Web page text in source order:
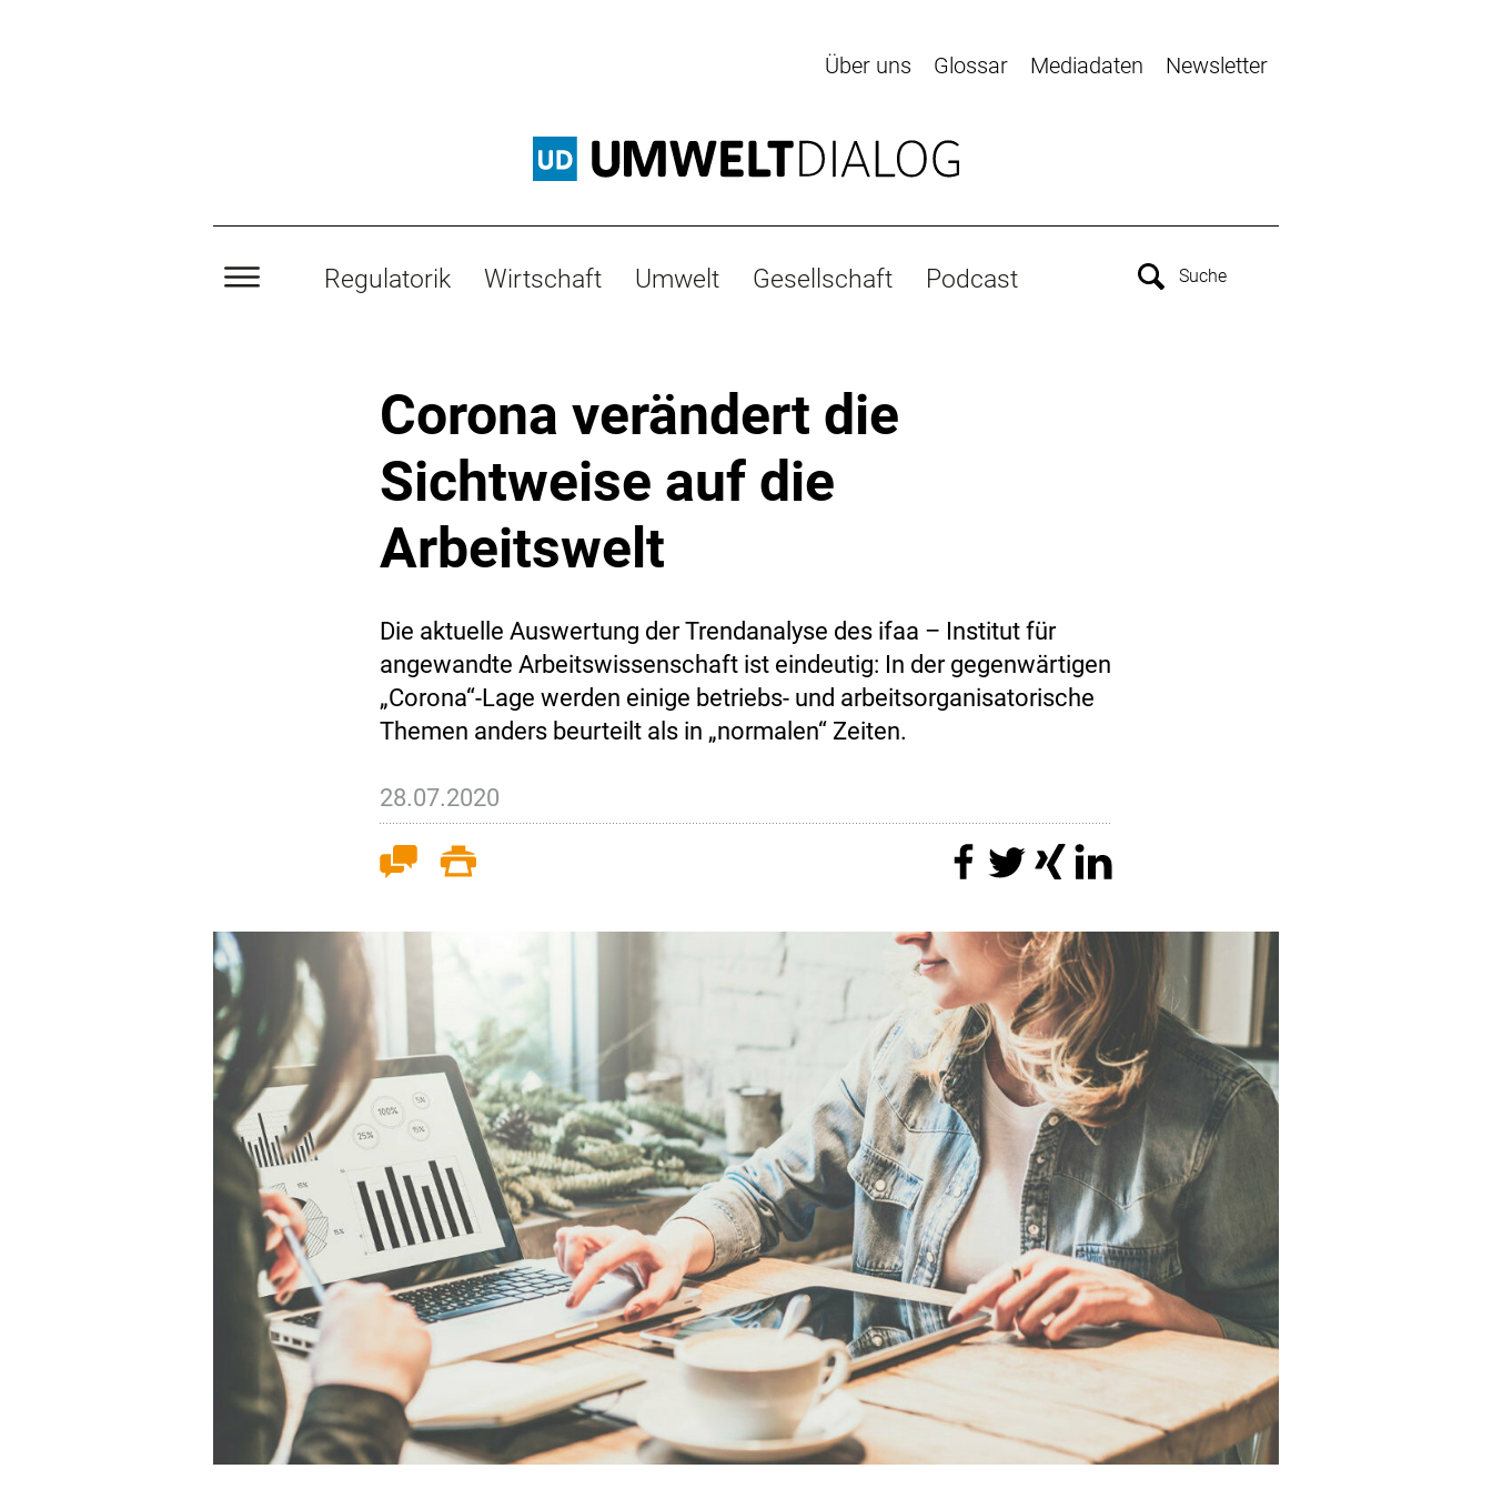
Über uns Glossar Mediadaten Newsletter
Regulatorik Wirtschaft Umwelt Gesellschaft Podcast
Corona verändert die
Sichtweise auf die
Arbeitswelt
Die aktuelle Auswertung der Trendanalyse des ifaa – Institut für
angewandte Arbeitswissenschaft ist eindeutig: In der gegenwärtigen
„Corona“-Lage werden einige betriebs- und arbeitsorganisatorische
Themen anders beurteilt als in „normalen“ Zeiten.
28.07.2020